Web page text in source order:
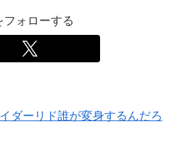
フォローする
ダーリド誰が変身するんだろ